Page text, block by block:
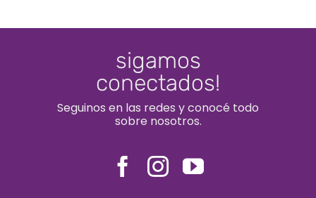
sigamos
conectados!
Seguinos en las redes y conocé todo
sobre nosotros.